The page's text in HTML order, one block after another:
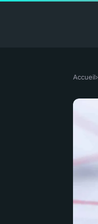
Accueil›